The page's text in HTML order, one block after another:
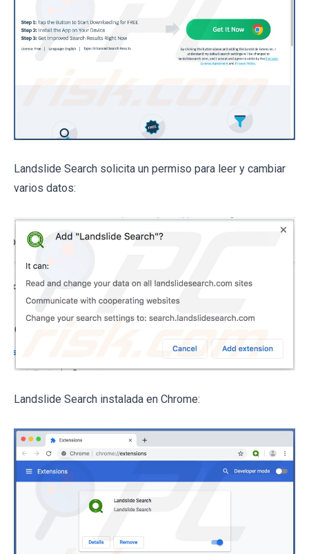
Landslide Search solicita un permiso para leer y cambiar
varios datos:
Landslide Search instalada en Chrome: